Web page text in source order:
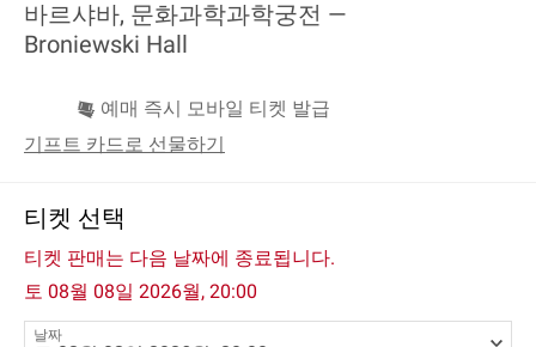
바르샤바, 문화과학과학궁전 —
Broniewski Hall
예매 즉시 모바일 티켓 발급
기프트 카드로 선물하기
티켓 선택
티켓 판매는 다음 날짜에 종료됩니다.
토 08월 08일 2026월, 20:00
날짜